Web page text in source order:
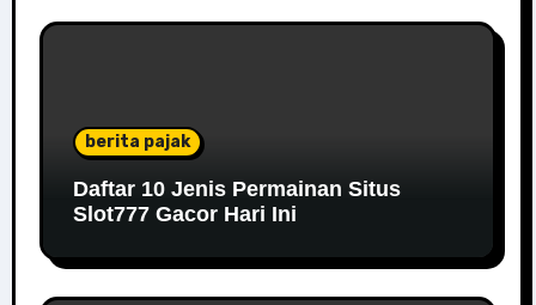
berita pajak
Daftar 10 Jenis Permainan Situs
Slot777 Gacor Hari Ini